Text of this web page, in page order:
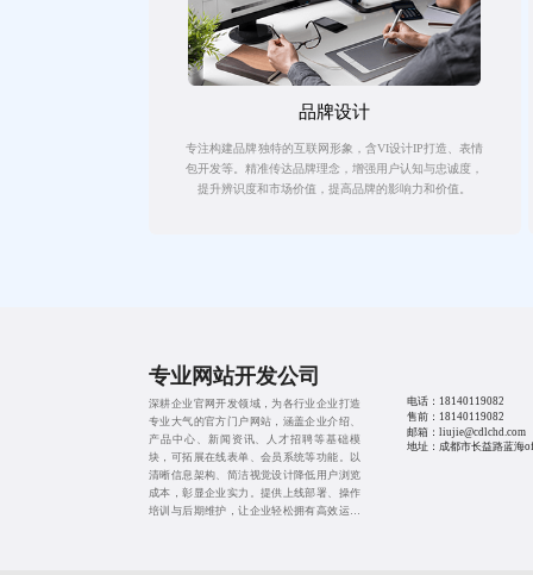
品牌设计
专注构建品牌独特的互联网形象，含VI设计IP打造、表情
包开发等。精准传达品牌理念，增强用户认知与忠诚度，
提升辨识度和市场价值，提高品牌的影响力和价值。
专业网站开发公司
深耕企业官网开发领域，为各行业企业打造
专业大气的官方门户网站，涵盖企业介绍、
产品中心、新闻资讯、人才招聘等基础模
块，可拓展在线表单、会员系统等功能。以
清晰信息架构、简洁视觉设计降低用户浏览
成本，彰显企业实力。提供上线部署、操作
培训与后期维护，让企业轻松拥有高效运营
电话： 18140119082
售前： 18140119082
邮箱：liujie@cdlchd.com
地址：成都市长益路蓝海